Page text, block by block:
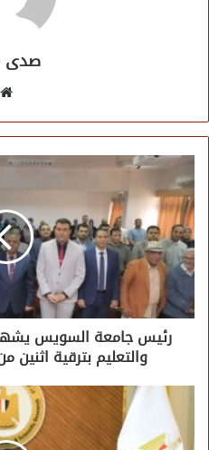
صدى
رئيس جامعة السويس يشهد
والتعليم بترقية اثنين